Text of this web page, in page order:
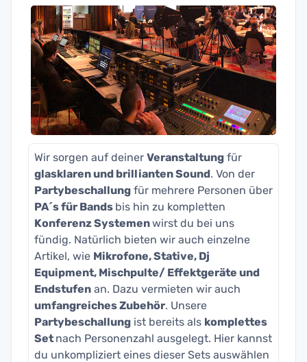
Wir sorgen auf deiner Veranstaltung für
glasklaren und brillianten Sound. Von der
Partybeschallung für mehrere Personen über
PA´s für Bands bis hin zu kompletten
Konferenz Systemenwirst du bei uns
fündig. Natürlich bieten wir auch einzelne
Artikel, wie Mikrofone, Stative, Dj
Equipment, Mischpulte/ Effektgeräte und
Endstufen an. Dazu vermieten wir auch
umfangreiches Zubehör. Unsere
Partybeschallung ist bereits als komplettes
Set nach Personenzahl ausgelegt. Hier kannst
du unkompliziert eines dieser Sets auswählen